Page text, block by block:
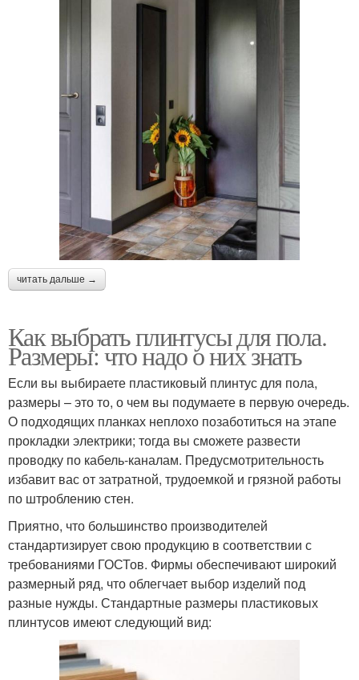
читать дальше →
Как выбрать плинтусы для пола.
Размеры: что надо о них знать
Если вы выбираете пластиковый плинтус для пола,
размеры – это то, о чем вы подумаете в первую очередь.
О подходящих планках неплохо позаботиться на этапе
прокладки электрики; тогда вы сможете развести
проводку по кабель-каналам. Предусмотрительность
избавит вас от затратной, трудоемкой и грязной работы
по штроблению стен.
Приятно, что большинство производителей
стандартизирует свою продукцию в соответствии с
требованиями ГОСТов. Фирмы обеспечивают широкий
размерный ряд, что облегчает выбор изделий под
разные нужды. Стандартные размеры пластиковых
плинтусов имеют следующий вид: